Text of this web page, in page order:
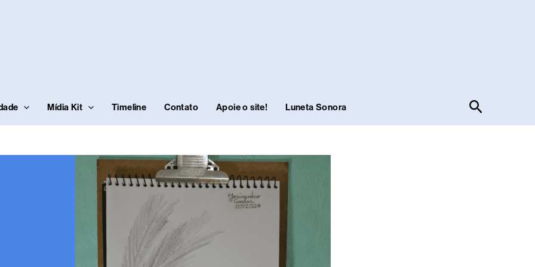
Mídia Kit Timeline Contato Apoie o site! Luneta Sonora Pesquisar